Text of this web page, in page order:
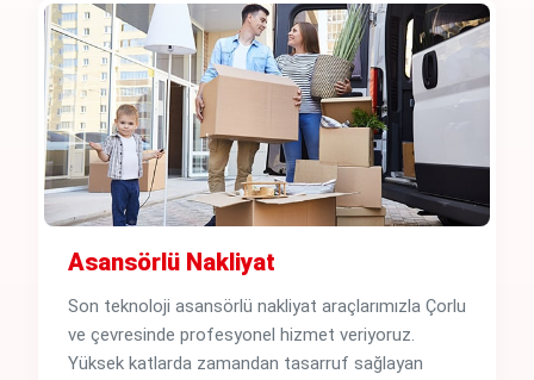
Asansörlü Nakliyat
Son teknoloji asansörlü nakliyat araçlarımızla Çorlu
ve çevresinde profesyonel hizmet veriyoruz.
Yüksek katlarda zamandan tasarruf sağlayan